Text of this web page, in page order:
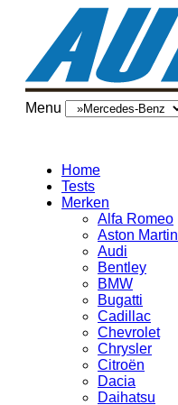
Menu
Home
Tests
Merken
Alfa Romeo
Aston Martin
Audi
Bentley
BMW
Bugatti
Cadillac
Chevrolet
Chrysler
Citroën
Dacia
Daihatsu